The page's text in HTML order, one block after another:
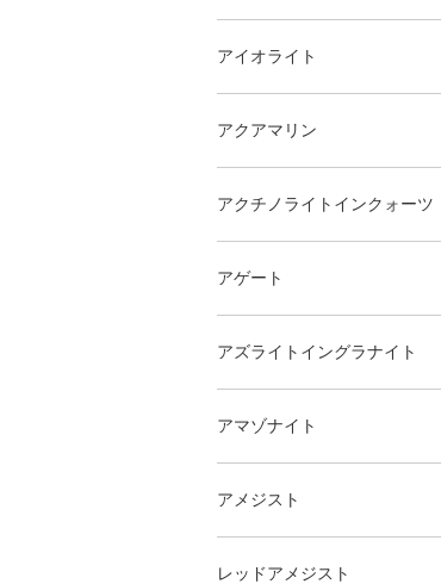
アイオライト
アクアマリン
アクチノライトインクォーツ
アゲート
アズライトイングラナイト
アマゾナイト
アメジスト
レッドアメジスト